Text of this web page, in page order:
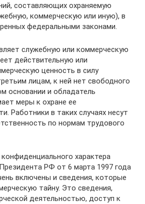
составляющих охраняемую
коммерческую или иную), в
федеральными законами.
служебную или коммерческую
действительную или
ценность в силу
лицам, к ней нет свободного
основании и обладатель
меры к охране ее
Работники в таких случаях несут
по нормам трудового
характера
РФ от 6 марта 1997 года
включены и сведения, которые
тайну. Это сведения,
деятельностью, доступ к